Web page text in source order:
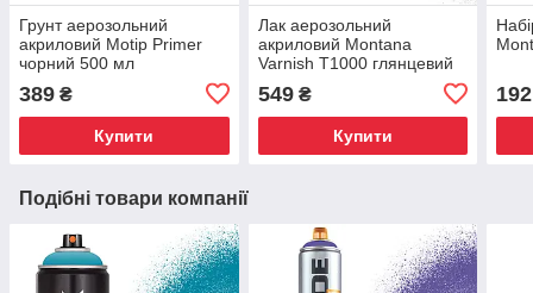
Грунт аерозольний
акриловий Motip Primer
чорний 500 мл
389 ₴
Купити
Лак аерозольний
акриловий Montana
Varnish T1000 глянцевий
549₴
Купити
192
Подібні товари компанії